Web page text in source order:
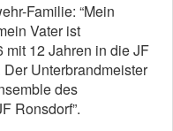
Familie: “Mein
Vater ist
mit 12 Jahren in die JF
Unterbrandmeister
des
Ronsdorf”.